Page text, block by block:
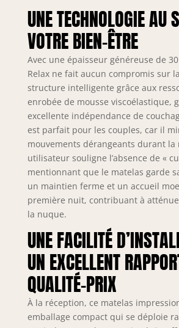
UNE TECHNOLOGIE AU
VOTRE BIEN-ÊTRE
Avec une épaisseur généreuse de 30
Relax ne fait aucun compromis sur
structure intelligente grâce aux
enrobée de mousse viscoélastique,
excellente indépendance de
est parfait pour les couples, car il
mouvements dérangeants durant la
utilisateur souligne l’absence de «
mentionnant que le matelas garde
un maintien ferme et un accueil
première nuit, contribuant à
la nuque.
UNE FACILITÉ
UN EXCELLENT
QUALITÉ-PRIX
À la réception, ce matelas
emballage compact qui se déploie